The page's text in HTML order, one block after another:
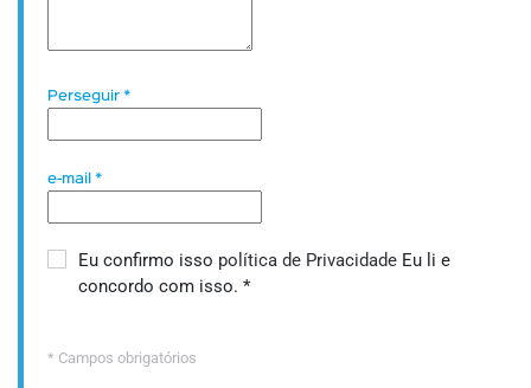
Perseguir *
e-mail *
Eu confirmo isso política de Privacidade Eu li e
concordo com isso. *
* Campos obrigatórios